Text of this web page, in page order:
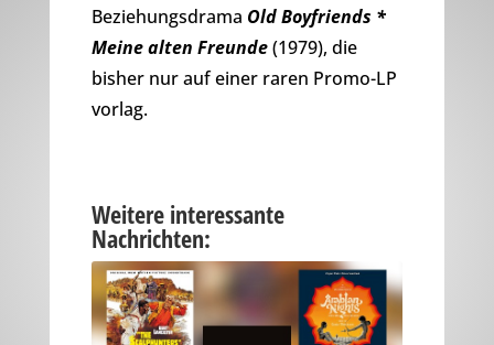
Beziehungsdrama Old Boyfriends *
Meine alten Freunde(1979), die
bisher nur auf einer raren Promo-LP
vorlag.
Weitere interessante
Nachrichten: